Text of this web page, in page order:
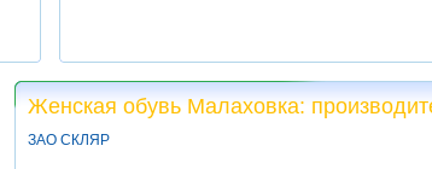
Женская обувь Малаховка:
ЗАО СКЛЯР